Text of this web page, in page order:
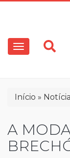
conteúdo
principal
Main
navigation
Trilha
Início
A